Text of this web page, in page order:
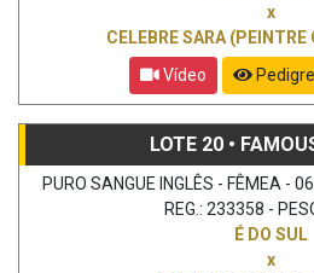
x
CELEBRE SARA (PEINTRE
Vídeo
LOTE 20 •
PURO SANGUE INGLÊS - FÊMEA -
REG.: 233358 -
É DO SUL
x